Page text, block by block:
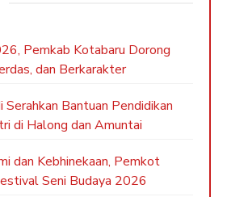
Pemkab Kotabaru Dorong
dan Berkarakter
Bantuan Pendidikan
di Halong dan Amuntai
dan Kebhinekaan, Pemkot
Seni Budaya 2026